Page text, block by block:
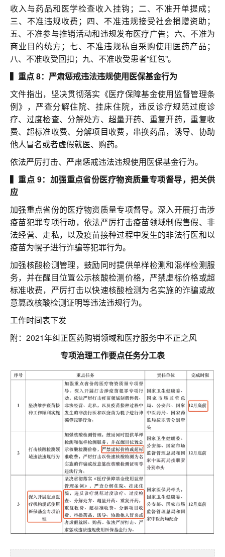
收入与药品和医学检查收入挂钩；二、不准开单提成；
三、不准违规收费；四、不准违规接受社会捐赠资助；
五、不准参与推销活动和违规发布医疗广告；六、不准为
商业目的统方；七、不准违规私自采购使用医药产品；
八、不准收受回扣；九、不准收受患者“红包”。
▍重点 8：严肃惩戒违法违规使用医保基金行为
文件指出，坚决贯彻落实《医疗保障基金使用监督管理条
例》，严查分解住院、挂床住院，违反诊疗规范过度诊
疗、过度检查、分解处方、超量开药、重复开药，重复收
费、超标准收费、分解项目收费，串换药品，诱导、协助
他人冒名或者虚假就医、购药。
依法严厉打击、严肃惩戒违法违规使用医保基金行为。
▍重点 9：加强重点省份医疗物资质量专项督导，把关供
应
加强重点省份的医疗物资质量专项督导。深入开展打击涉
疫苗犯罪专项行动，依法严厉打击疫苗领域制假售假、非
法经营、走私，以及疫苗接种过程中发生的非法行医和以
疫苗为幌子进行诈骗等犯罪行为。
加强核酸检测管理，鼓励同时提供单样检测和混样检测服
务，并在醒目位置公示核酸检测价格，严禁虚标价格或超
标准收费，严厉打击以快速核酸检测为名实施的诈骗或故
意篡改核酸检测证明等违法违规行为。
工作时间表下发
附：2021年纠正医药购销领域和医疗服务中不正之风
专项治理工作要点任务分工表